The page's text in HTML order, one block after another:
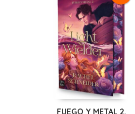
FUEGO Y METAL 2.